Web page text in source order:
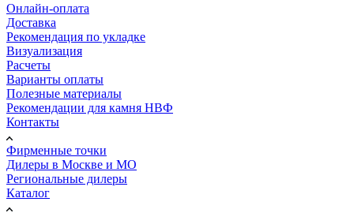
Онлайн-оплата
Доставка
Рекомендация по укладке
Визуализация
Расчеты
Варианты оплаты
Полезные материалы
Рекомендации для камня НВФ
Контакты
Фирменные точки
Дилеры в Москве и МО
Региональные дилеры
Каталог